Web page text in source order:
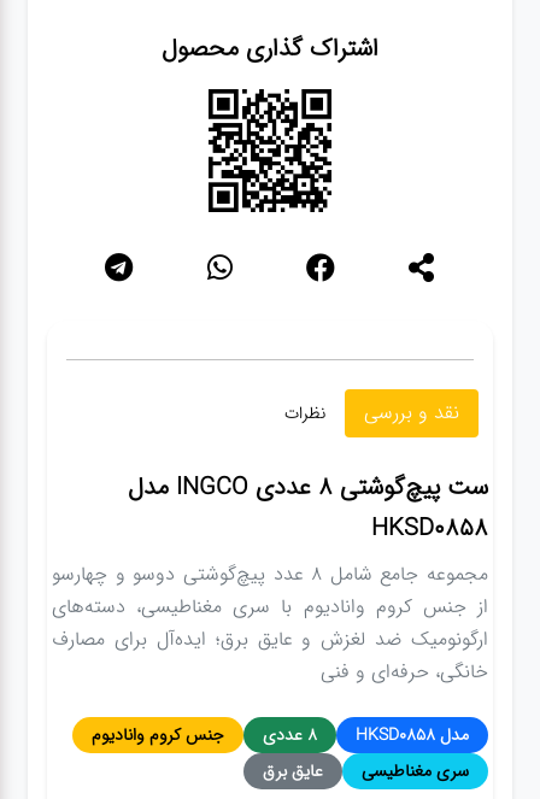
اشتراک گذاری محصول
نقد و بررسی نظرات
ست پیچ‌گوشتی 8 عددی INGCO مدل
HKSD0858
مجموعه جامع شامل 8 عدد پیچ‌گوشتی دوسو و چهارسو
از جنس کروم وانادیوم با سری مغناطیسی، دسته‌های
ارگونومیک ضد لغزش و عایق برق؛ ایده‌آل برای مصارف
خانگی، حرفه‌ای و فنی
مدل HKSD0858 8 عددی
جنس کروم وانادیوم
سری مغناطیسی
عایق برق